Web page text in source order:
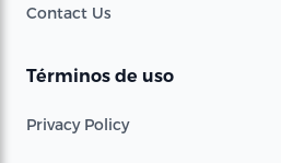
Contact Us
Términos de uso
Privacy Policy